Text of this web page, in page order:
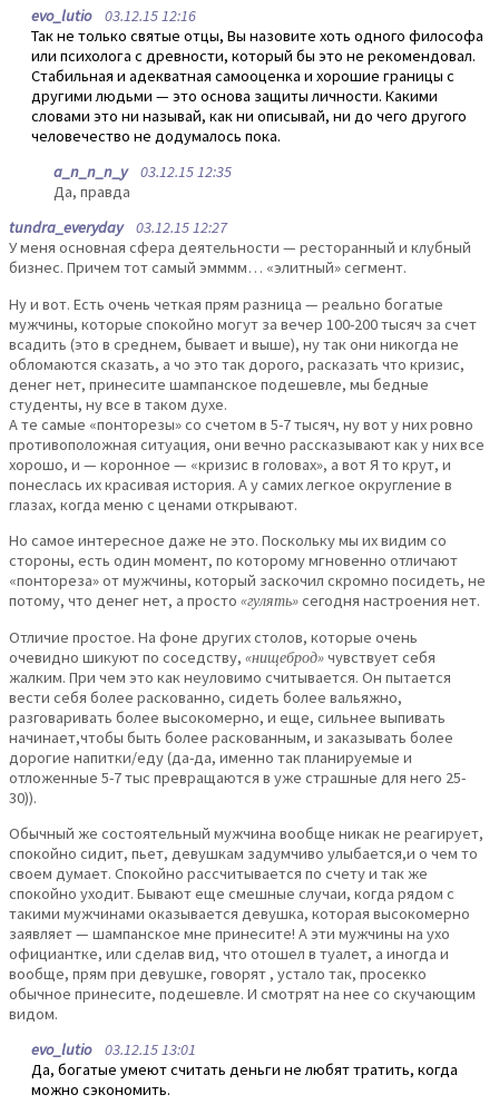
evo_lutio03.12.15 12:16
Так не только святые отцы, Вы назовите хоть одного философа
или психолога с древности, который бы это не рекомендовал.
Стабильная и адекватная самооценка и хорошие границы с
другими людьми — это основа защиты личности. Какими
словами это ни называй, как ни описывай, ни до чего другого
человечество не додумалось пока.
a_n_n_n_y03.12.15 12:35
Да, правда
tundra_everyday03.12.15 12:27
У меня основная сфера деятельности — ресторанный и клубный
бизнес. Причем тот самый эмммм… «элитный» сегмент.
Ну и вот. Есть очень четкая прям разница — реально богатые
мужчины, которые спокойно могут за вечер 100-200 тысяч за счет
всадить (это в среднем, бывает и выше), ну так они никогда не
обломаются сказать, а чо это так дорого, расказать что кризис,
денег нет, принесите шампанское подешевле, мы бедные
студенты, ну все в таком духе.
А те самые «понторезы» со счетом в 5-7 тысяч, ну вот у них ровно
противоположная ситуация, они вечно рассказывают как у них все
хорошо, и — коронное — «кризис в головах», а вот Я то крут, и
понеслась их красивая история. А у самих легкое округление в
глазах, когда меню с ценами открывают.
Но самое интересное даже не это. Поскольку мы их видим со
стороны, есть один момент, по которому мгновенно отличают
«понтореза» от мужчины, который заскочил скромно посидеть, не
потому, что денег нет, а просто «гулять»сегодня настроения нет.
Отличие простое. На фоне других столов, которые очень
очевидно шикуют по соседству, «нищеброд»чувствует себя
жалким. При чем это как неуловимо считывается. Он пытается
вести себя более раскованно, сидеть более вальяжно,
разговаривать более высокомерно, и еще, сильнее выпивать
начинает,чтобы быть более раскованным, и заказывать более
дорогие напитки/еду (да-да, именно так планируемые и
отложенные 5-7 тыс превращаются в уже страшные для него 25-
30)).
Обычный же состоятельный мужчина вообще никак не реагирует,
спокойно сидит, пьет, девушкам задумчиво улыбается,и о чем то
своем думает. Спокойно рассчитывается по счету и так же
спокойно уходит. Бывают еще смешные случаи, когда рядом с
такими мужчинами оказывается девушка, которая высокомерно
заявляет — шампанское мне принесите! А эти мужчины на ухо
официантке, или сделав вид, что отошел в туалет, а иногда и
вообще, прям при девушке, говорят , устало так, просекко
обычное принесите, подешевле. И смотрят на нее со скучающим
видом.
evo_lutio03.12.15 13:01
Да, богатые умеют считать деньги не любят тратить, когда
можно сэкономить.